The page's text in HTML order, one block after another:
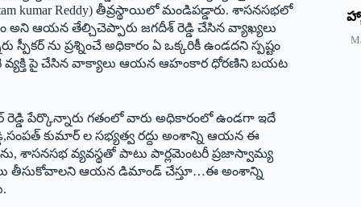
kumar Reddy) తీవ్రస్థాయిలో మండిపడ్డారు. శాసనసభలో
అని ఆయన తేల్చిచెప్పారు జగదీశ్ రెడ్డి చేసిన వ్యాఖ్యలు
ను ప్రశ్నించే అధికారం ఏ ఒక్కరికీ ఉండదని స్పష్టం
పై చేసిన వాక్యాలు ఆయన ఆహంకార ధోరణిని బయట
పేర్కొన్నారు గతంలో వారు అధికారంలో ఉండగా ఇదే
కుమార్ ల సభ్యత్వ రద్దు అంశాన్ని ఆయన ఈ
శాసనసభ వ్యవస్థతో పాటు పార్లమెంటరీ ప్రజాస్వామ్య
తీసుకోవాలని ఆయన డిమాండ్ చేస్తూ…ఈ అంశాన్ని